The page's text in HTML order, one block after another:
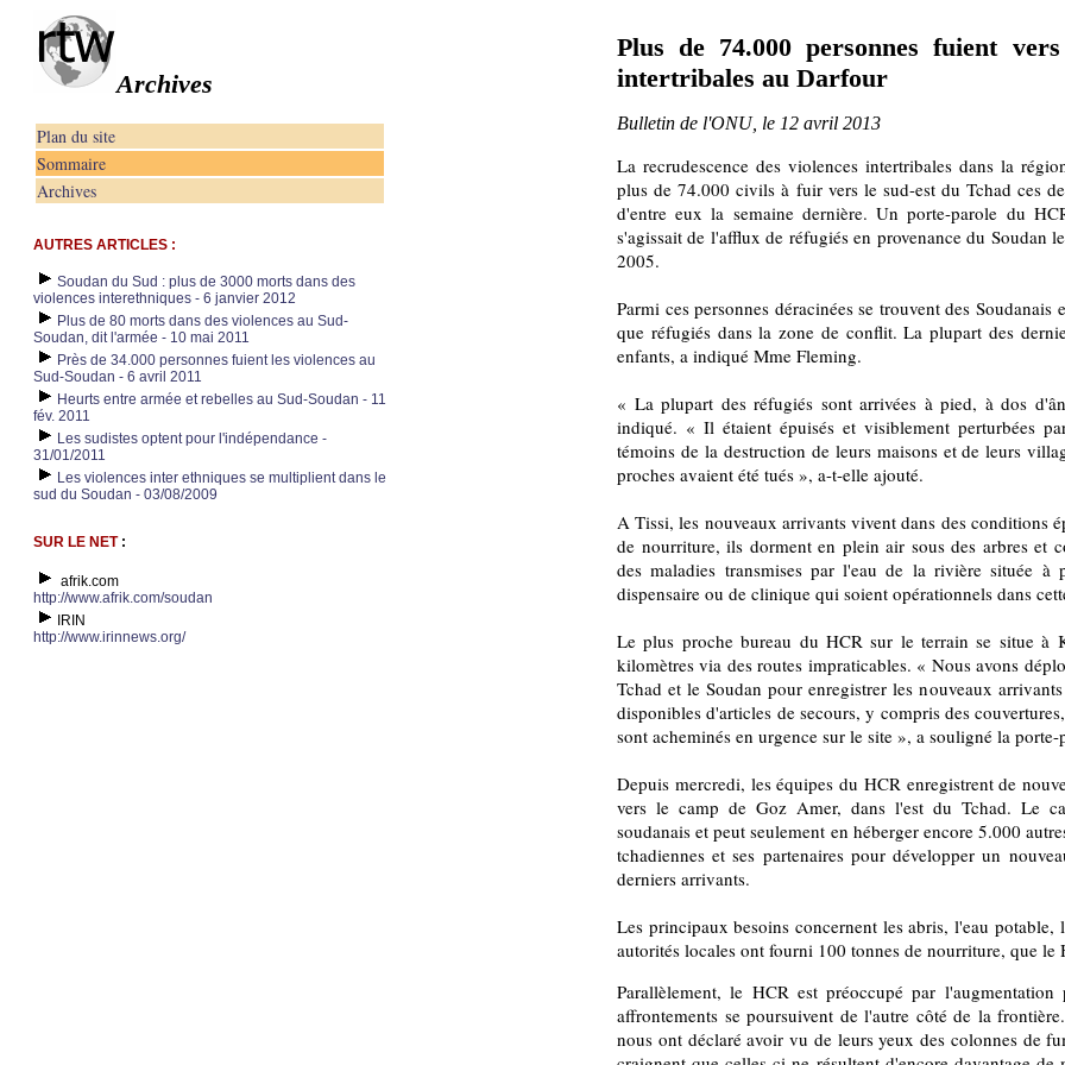
Archives
Plan du site
Sommaire
Archives
AUTRES ARTICLES :
Soudan du Sud : plus de 3000 morts dans des
violences interethniques - 6 janvier 2012
Plus de 80 morts dans des violences au Sud-
Soudan, dit l'armée - 10 mai 2011
Près de 34.000 personnes fuient les violences au
Sud-Soudan - 6 avril 2011
Heurts entre armée et rebelles au Sud-Soudan - 11
fév. 2011
Les sudistes optent pour l'indépendance -
31/01/2011
Les violences inter ethniques se multiplient dans le
sud du Soudan - 03/08/2009
SUR LE NET:
afrik.com
http://www.afrik.com/soudan
IRIN
http://www.irinnews.org/
Plus de 74.000 personnes fuient
intertribales au Darfour
Bulletin de l'ONU, le 12 avril 2013
La recrudescence des violences intertribales dans la
plus de 74.000 civils à fuir vers le sud-est du Tchad ces
d'entre eux la semaine dernière. Un porte-parole du
s'agissait de l'afflux de réfugiés en provenance du Soudan
2005.
Parmi ces personnes déracinées se trouvent des
que réfugiés dans la zone de conflit. La plupart des
enfants, a indiqué Mme Fleming.
« La plupart des réfugiés sont arrivées à pied, à dos
indiqué. « Il étaient épuisés et visiblement perturbées
témoins de la destruction de leurs maisons et de leurs
proches avaient été tués », a-t-elle ajouté.
A Tissi, les nouveaux arrivants vivent dans des conditions
de nourriture, ils dorment en plein air sous des arbres et
des maladies transmises par l'eau de la rivière située
dispensaire ou de clinique qui soient opérationnels dans
Le plus proche bureau du HCR sur le terrain se situe à
kilomètres via des routes impraticables. « Nous avons
Tchad et le Soudan pour enregistrer les nouveaux
disponibles d'articles de secours, y compris des
sont acheminés en urgence sur le site », a souligné la
Depuis mercredi, les équipes du HCR enregistrent de
vers le camp de Goz Amer, dans l'est du Tchad. Le
soudanais et peut seulement en héberger encore 5.000
tchadiennes et ses partenaires pour développer un
derniers arrivants.
Les principaux besoins concernent les abris, l'eau potable,
autorités locales ont fourni 100 tonnes de nourriture, que le
Parallèlement, le HCR est préoccupé par
affrontements se poursuivent de l'autre côté de la
nous ont déclaré avoir vu de leurs yeux des colonnes de